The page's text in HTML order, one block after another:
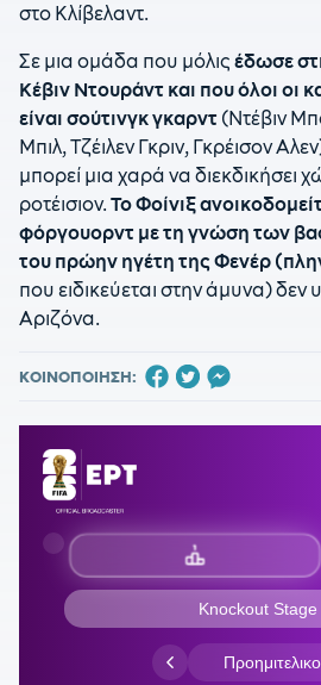
στο Κλίβελαντ.
Σε μια ομάδα που μόλις έδωσε
Κέβιν Ντουράντ και που όλοι οι
είναι σούτινγκ γκαρντ (Ντέβιν
Μπιλ, Τζέιλεν Γκριν, Γκρέισον
μπορεί μια χαρά να διεκδικήσει
ροτέισιον. Το Φοίνιξ
φόργουορντ με τη γνώση των
του πρώην ηγέτη της Φενέρ
που ειδικεύεται στην άμυνα)
Αριζόνα.
ΚΟΙΝΟΠΟΙΗΣΗ: